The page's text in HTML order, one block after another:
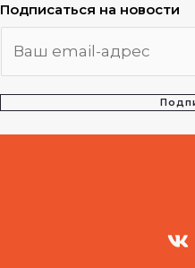
Подписаться на новости